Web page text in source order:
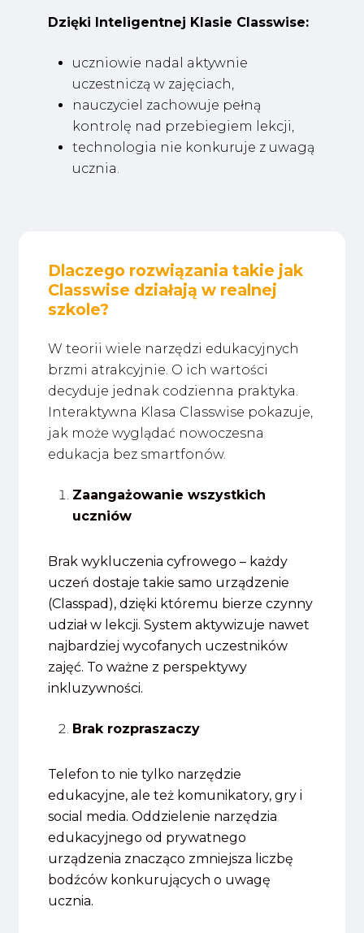
Dzięki Inteligentnej Klasie Classwise:
uczniowie nadal aktywnie
uczestniczą w zajęciach,
nauczyciel zachowuje pełną
kontrolę nad przebiegiem lekcji,
technologia nie konkuruje z uwagą
ucznia.
Dlaczego rozwiązania takie jak
Classwise działają w realnej
szkole?
W teorii wiele narzędzi edukacyjnych
brzmi atrakcyjnie. O ich wartości
decyduje jednak codzienna praktyka.
Interaktywna Klasa Classwise pokazuje,
jak może wyglądać nowoczesna
edukacja bez smartfonów.
Zaangażowanie wszystkich
uczniów
Brak wykluczenia cyfrowego – każdy
uczeń dostaje takie samo urządzenie
(Classpad), dzięki któremu bierze czynny
udział w lekcji. System aktywizuje nawet
najbardziej wycofanych uczestników
zajęć. To ważne z perspektywy
inkluzywności.
Brak rozpraszaczy
Telefon to nie tylko narzędzie
edukacyjne, ale też komunikatory, gry i
social media. Oddzielenie narzędzia
edukacyjnego od prywatnego
urządzenia znacząco zmniejsza liczbę
bodźców konkurujących o uwagę
ucznia.